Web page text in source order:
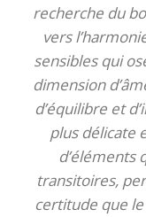
recherche du
vers
sensibles qui
dimension
d’équilibre et
plus délicate
d’éléments
transitoires,
certitude que